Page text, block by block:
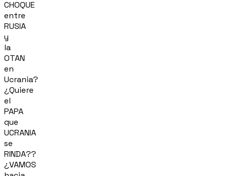
CHOQUE
entre
RUSIA
y
la
OTAN
en
Ucrania?
¿Quiere
el
PAPA
que
UCRANIA
se
RINDA??
¿VAMOS